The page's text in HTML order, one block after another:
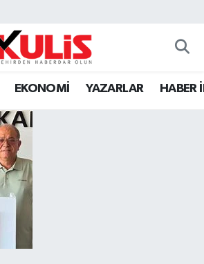
EKONOMİ YAZARLAR HABER